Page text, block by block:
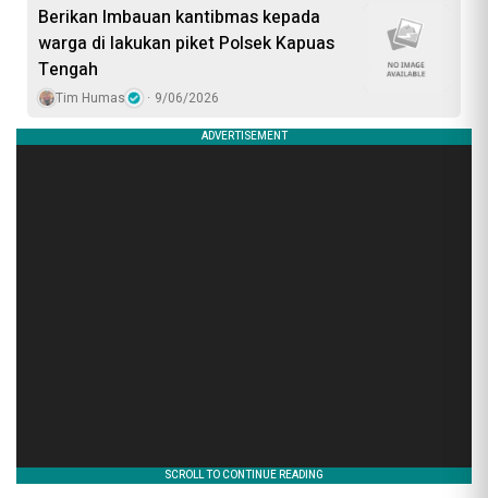
Berikan Imbauan kantibmas kepada
warga di lakukan piket Polsek Kapuas
Tengah
Tim Humas 9/06/2026